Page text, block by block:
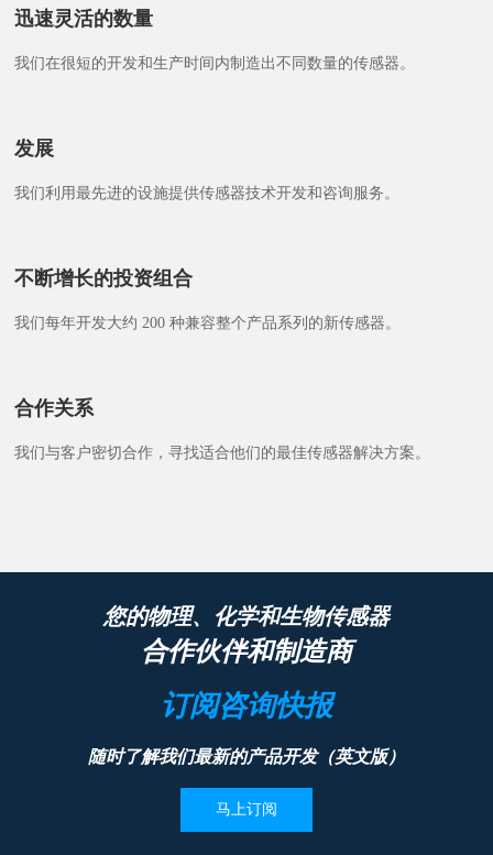
迅速灵活的数量
我们在很短的开发和生产时间内制造出不同数量的传感器。
发展
我们利用最先进的设施提供传感器技术开发和咨询服务。
不断增长的投资组合
我们每年开发大约 200 种兼容整个产品系列的新传感器。
合作关系
我们与客户密切合作，寻找适合他们的最佳传感器解决方案。
您的物理、化学和生物传感器
合作伙伴和制造商
订阅咨询快报
随时了解我们最新的产品开发（英文版）
马上订阅